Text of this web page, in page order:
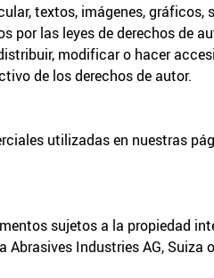
textos, imágenes, gráficos,
por las leyes de derechos de
modificar o hacer
de los derechos de autor.
utilizadas en nuestras
sujetos a la propiedad
Industries AG, Suiza